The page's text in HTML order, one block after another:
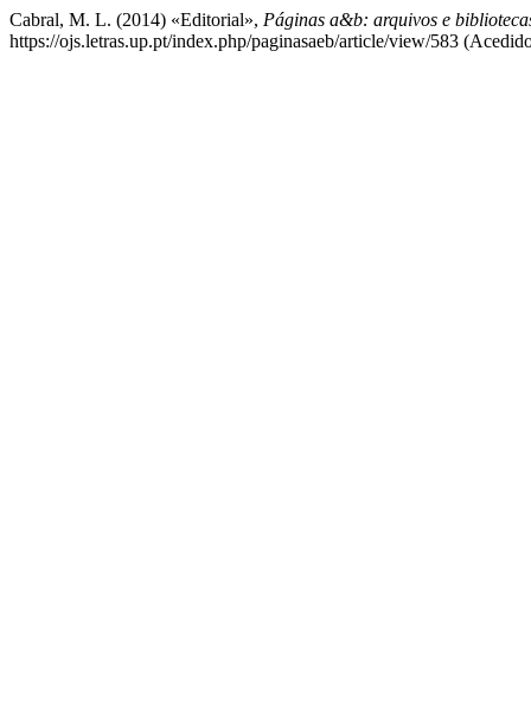
Cabral, M. L. (2014) «Editorial», Páginas a&b: arquivos e
https://ojs.letras.up.pt/index.php/paginasaeb/article/view/583